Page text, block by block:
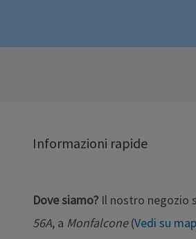
Informazioni rapide
Dove siamo? Il nostro negozio
56A, a Monfalcone(Vedi su